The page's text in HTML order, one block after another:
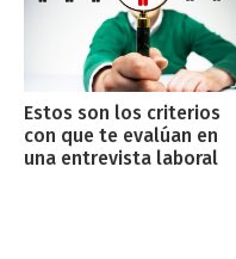
Estos son los criterios
con que te evalúan en
una entrevista laboral